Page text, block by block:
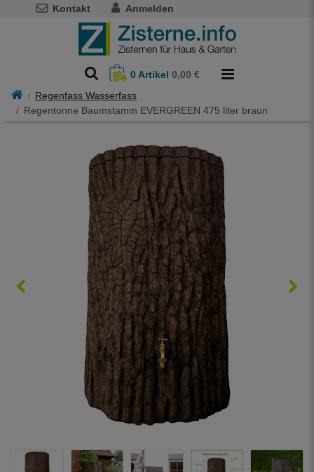
Kontakt Anmelden
0Artikel 0,00 €
Regenfass Wasserfass
Regentonne Baumstamm EVERGREEN 475 liter braun